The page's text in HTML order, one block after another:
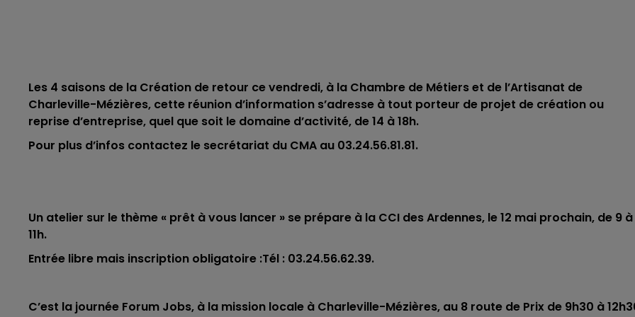
Les 4 saisons de la Création de retour ce vendredi, à la Chambre de Métiers et de l’Artisanat de
Charleville-Mézières, cette réunion d’information s’adresse à tout porteur de projet de création ou
reprise d’entreprise, quel que soit le domaine d’activité, de 14 à 18h.
Pour plus d’infos contactez le secrétariat du CMA au 03.24.56.81.81.
Un atelier sur le thème « prêt à vous lancer » se prépare à la CCI des Ardennes, le 12 mai prochain, de 9 à
11h.
Entrée libre mais inscription obligatoire :Tél : 03.24.56.62.39.
C’est la journée Forum Jobs, à la mission locale à Charleville-Mézières, au 8 route de Prix de 9h30 à